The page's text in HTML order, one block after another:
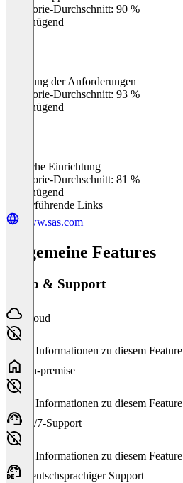
Kategorie-Durchschnitt: 90 %
Ungenügend
Erfüllung der Anforderungen
Kategorie-Durchschnitt: 93 %
Ungenügend
Einfache Einrichtung
Kategorie-Durchschnitt: 81 %
Ungenügend
Weiterführende Links
www.sas.com
Allgemeine Features
Setup & Support
Cloud
Keine Informationen zu diesem Feature
On-premise
Keine Informationen zu diesem Feature
24/7-Support
Keine Informationen zu diesem Feature
Deutschsprachiger Support